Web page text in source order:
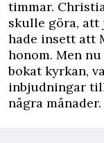
timmar.
skulle göra, att
hade insett att
honom. Men
bokat kyrkan,
inbjudningar
några månader.